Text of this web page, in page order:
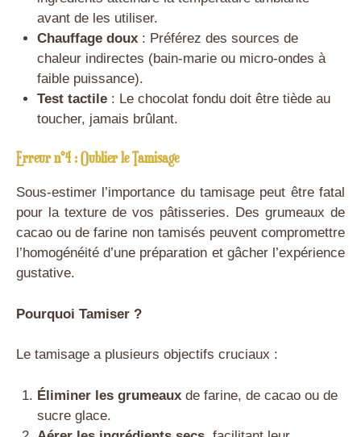
avant de les utiliser.
Chauffage doux: Préférez des sources de
chaleur indirectes (bain-marie ou micro-ondes à
faible puissance).
Test tactile: Le chocolat fondu doit être tiède au
toucher, jamais brûlant.
Erreur n°4 : Oublier le Tamisage
Sous-estimer l’importance du tamisage peut être fatal
pour la texture de vos pâtisseries. Des grumeaux de
cacao ou de farine non tamisés peuvent compromettre
l’homogénéité d’une préparation et gâcher l’expérience
gustative.
Pourquoi Tamiser ?
Le tamisage a plusieurs objectifs cruciaux :
Éliminer les grumeauxde farine, de cacao ou de
sucre glace.